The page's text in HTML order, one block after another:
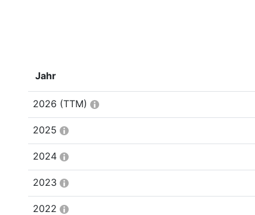
Jahr
2026 (TTM)
2025
2024
2023
2022